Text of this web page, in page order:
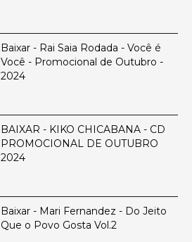
Baixar - Rai Saia Rodada - Você é
Você - Promocional de Outubro -
2024
BAIXAR - KIKO CHICABANA - CD
PROMOCIONAL DE OUTUBRO
2024
Baixar - Mari Fernandez - Do Jeito
Que o Povo Gosta Vol.2